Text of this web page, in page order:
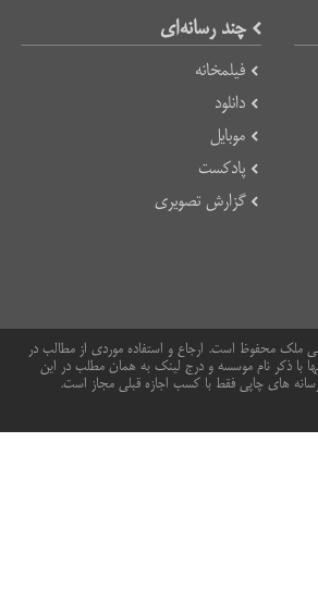
چند رسانه‌ای
فیلمخانه
دانلود
موبایل
پادکست
گزارش تصویری
ملک محفوظ است. ارجاع و استفاده موردی از مطالب در
با ذکر نام موسسه و درج لینک به همان مطلب در این
های چاپی فقط با کسب اجازه قبلی مجاز است.